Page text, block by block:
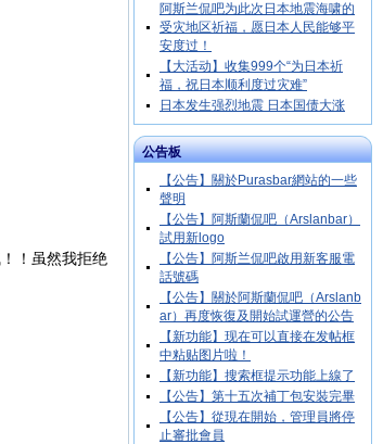
！虽然我拒绝
阿斯兰侃吧为此次日本地震海啸的
受灾地区祈福，愿日本人民能够平
安度过！
【大活动】收集999个“为日本祈
福，祝日本顺利度过灾难”
日本发生强烈地震 日本国债大涨
公告板
【公告】關於Purasbar網站的一些
聲明
【公告】阿斯蘭侃吧（Arslanbar）
試用新logo
【公告】阿斯兰侃吧啟用新客服電
話號碼
【公告】關於阿斯蘭侃吧（Arslanb
ar）再度恢復及開始試運營的公告
【新功能】现在可以直接在发帖框
中粘贴图片啦！
【新功能】搜索框提示功能上線了
【公告】第十五次補丁包安裝完畢
【公告】從現在開始，管理員將停
止審批會員